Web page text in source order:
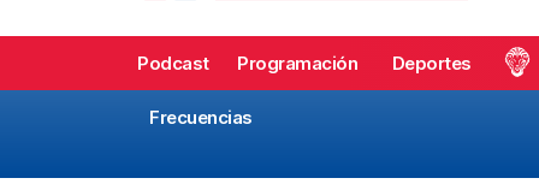
Podcast Programación Deportes
Frecuencias